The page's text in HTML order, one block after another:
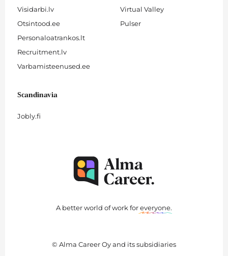
Visidarbi.lv
Otsintood.ee
Personaloatrankos.lt
Recruitment.lv
Varbamisteenused.ee
Virtual Valley
Pulser
Scandinavia
Jobly.fi
A better world of work foreveryone.
© Alma Career Oy and its subsidiaries